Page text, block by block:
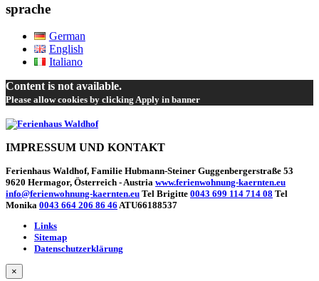
sprache
German
English
Italiano
Content is not available.
Please allow cookies by clicking Apply in banner
IMPRESSUM UND KONTAKT
Ferienhaus Waldhof, Familie Hubmann-Steiner Guggenbergerstraße 53
9620 Hermagor, Österreich - Austria www.ferienwohnung-kaernten.eu
info@ferienwohnung-kaernten.eu Tel Brigitte 0043 699 114 714 08 Tel
Monika 0043 664 206 86 46 ATU66188537
Links
Sitemap
Datenschutzerklärung
×